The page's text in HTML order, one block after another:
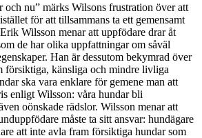
nu” märks Wilsons frustration över att
för att tillsammans ta ett gemensamt
Wilsson menar att uppfödare drar åt
de har olika uppfattningar om såväl
Han är dessutom bekymrad över
försiktiga, känsliga och mindre livliga
ska vara enklare för gemene man att
enligt Wilsson: våra hundar bli
oönskade rädslor. Wilsson menar att
måste ta sitt ansvar: hundägare
att inte avla fram försiktiga hundar som